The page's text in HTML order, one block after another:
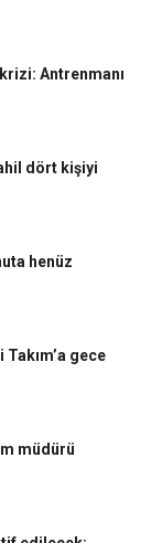
Antrenmanı
dört kişiyi
henüz
gece
müdürü